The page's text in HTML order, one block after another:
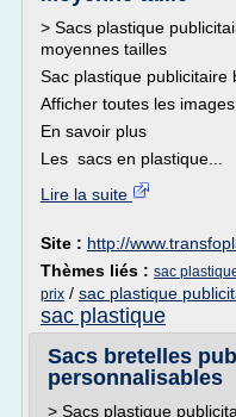
> Sacs plastique
moyennes tailles
Sac plastique publicitaire
Afficher toutes les images
En savoir plus
Les sacs en plastique...
Lire la suite
Site : http://
Thèmes liés : sac
prix / sac plastique
sac plastique
Sacs bretelles
personnalisables
> Sacs plastique